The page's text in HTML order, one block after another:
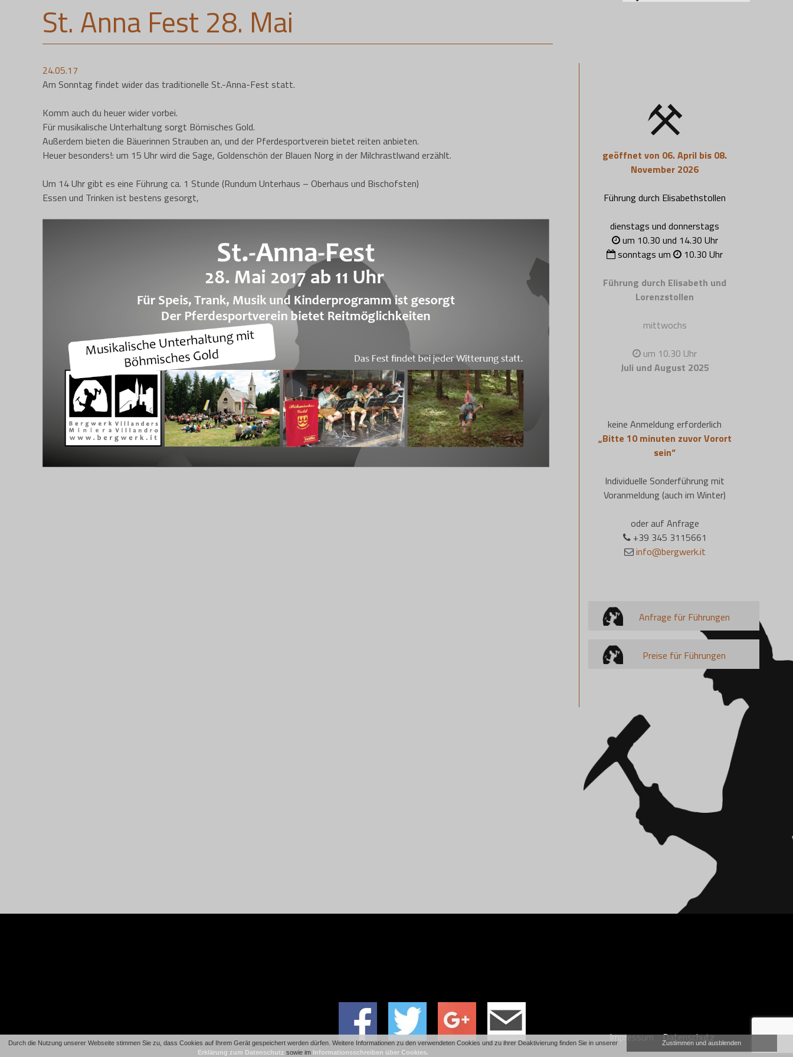
nach:
St. Anna Fest 28. Mai
24.05.17
Am Sonntag findet wider das traditionelle St.-Anna-Fest statt.
Komm auch du heuer wider vorbei.
Für musikalische Unterhaltung sorgt Bömisches Gold.
Außerdem bieten die Bäuerinnen Strauben an, und der Pferdesportverein bietet reiten anbieten.
Heuer besonders!: um 15 Uhr wird die Sage, Goldenschön der Blauen Norg in der Milchrastlwand erzählt.
Um 14 Uhr gibt es eine Führung ca. 1 Stunde (Rundum Unterhaus – Oberhaus und Bischofsten)
Essen und Trinken ist bestens gesorgt,
geöffnet von 06. April bis 08.
November 2026
Führung durch Elisabethstollen
dienstags und donnerstags
um 10.30 und 14.30 Uhr
sonntags um
10.30 Uhr
Führung durch Elisabeth und
Lorenzstollen
mittwochs
um 10.30 Uhr
Juli und August 2025
keine Anmeldung erforderlich
„Bitte 10 minuten zuvor Vorort
sein“
Individuelle Sonderführung mit
Voranmeldung (auch im Winter)
oder auf Anfrage
+39 345 3115661
info@bergwerk.it
Anfrage für Führungen
Preise für Führungen
Impressum Datenschutz
Durch die Nutzung unserer Webseite stimmen Sie zu, dass Cookies auf Ihrem Gerät gespeichert werden dürfen. Weitere Informationen zu den verwendeten Cookies und zu ihrer Deaktivierung finden Sie in unserer
Erklärung zum Datenschutz sowie im Informationsschreiben über Cookies.
Zustimmen und ausblenden